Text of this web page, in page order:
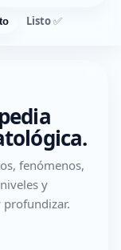
Listo ✅
fenómenos,
y
profundizar.